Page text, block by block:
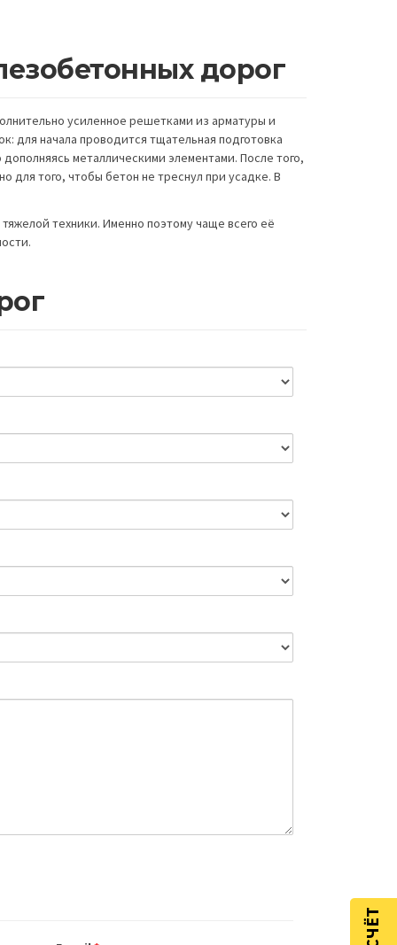
дорог
усиленное решетками из арматуры и
для начала проводится тщательная подготовка
металлическими элементами. После того,
для того, чтобы бетон не треснул при усадке. В
техники. Именно поэтому чаще всего её